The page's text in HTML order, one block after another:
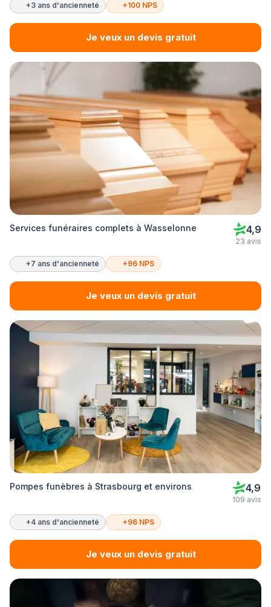
+3 ans d'ancienneté +100 NPS
Je veux un devis gratuit
Services funéraires complets à Wasselonne 4,9
23 avis
+7 ans d'ancienneté +96 NPS
Je veux un devis gratuit
Pompes funèbres à Strasbourg et environs 4,9
109 avis
+4 ans d'ancienneté +96 NPS
Je veux un devis gratuit